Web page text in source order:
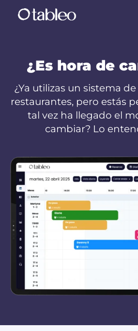
¿Es hora de
¿Ya utilizas un sistema
restaurantes, pero estás
tal vez ha llegado el
cambiar? Lo